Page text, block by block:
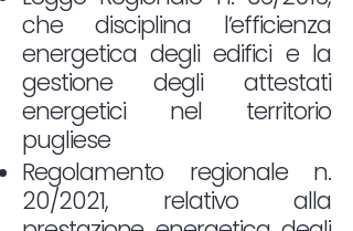
che disciplina l’efficienza
energetica degli edifici e la
gestione degli attestati
energetici nel territorio
pugliese
Regolamento regionale n.
20/2021, relativo alla